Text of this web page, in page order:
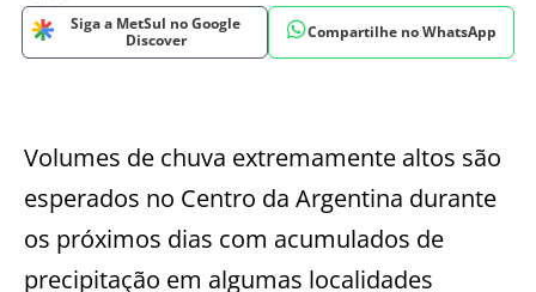
Siga a MetSul no Google
Discover
Compartilhe no WhatsApp
Volumes de chuva extremamente altos são
esperados no Centro da Argentina durante
os próximos dias com acumulados de
precipitação em algumas localidades